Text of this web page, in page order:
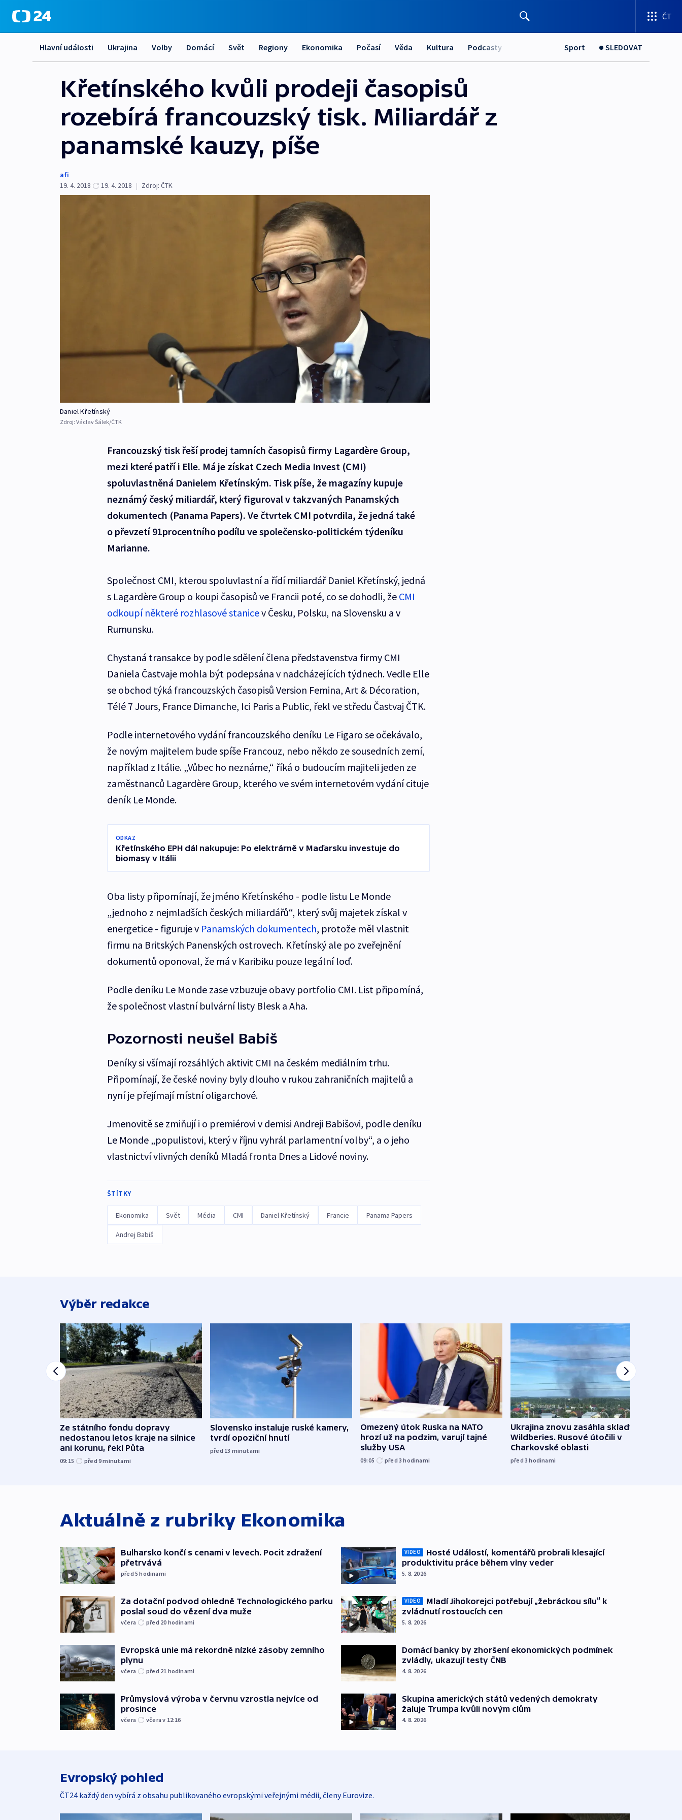
ČT
Hlavní události Ukrajina Volby Domácí Svět Regiony Ekonomika Počasí Věda Kultura Podcasty Sport SLEDOVAT
Křetínského kvůli prodeji časopisů
rozebírá francouzský tisk. Miliardář z
panamské kauzy, píše
afi
19. 4. 2018
19. 4. 2018 | Zdroj: ČTK
Daniel Křetínský
Zdroj: Václav Šálek/ČTK
Francouzský tisk řeší prodej tamních časopisů firmy Lagardère Group,
mezi které patří i Elle. Má je získat Czech Media Invest (CMI)
spoluvlastněná Danielem Křetínským. Tisk píše, že magazíny kupuje
neznámý český miliardář, který figuroval v takzvaných Panamských
dokumentech (Panama Papers). Ve čtvrtek CMI potvrdila, že jedná také
o převzetí 91procentního podílu ve společensko-politickém týdeníku
Marianne.
Společnost CMI, kterou spoluvlastní a řídí miliardář Daniel Křetínský, jedná
s Lagardère Group o koupi časopisů ve Francii poté, co se dohodli, že CMI
odkoupí některé rozhlasové stanicev Česku, Polsku, na Slovensku a v
Rumunsku.
Chystaná transakce by podle sdělení člena představenstva firmy CMI
Daniela Častvaje mohla být podepsána v nadcházejících týdnech. Vedle Elle
se obchod týká francouzských časopisů Version Femina, Art & Décoration,
Télé 7 Jours, France Dimanche, Ici Paris a Public, řekl ve středu Častvaj ČTK.
Podle internetového vydání francouzského deníku Le Figaro se očekávalo,
že novým majitelem bude spíše Francouz, nebo někdo ze sousedních zemí,
například z Itálie. „Vůbec ho neznáme,“ říká o budoucím majiteli jeden ze
zaměstnanců Lagardère Group, kterého ve svém internetovém vydání cituje
deník Le Monde.
ODKAZ
Křetínského EPH dál nakupuje: Po elektrárně v Maďarsku investuje do
biomasy v Itálii
Oba listy připomínají, že jméno Křetínského - podle listu Le Monde
„jednoho z nejmladších českých miliardářů“, který svůj majetek získal v
energetice - figuruje v Panamských dokumentech, protože měl vlastnit
firmu na Britských Panenských ostrovech. Křetínský ale po zveřejnění
dokumentů oponoval, že má v Karibiku pouze legální loď.
Podle deníku Le Monde zase vzbuzuje obavy portfolio CMI. List připomíná,
že společnost vlastní bulvární listy Blesk a Aha.
Pozornosti neušel Babiš
Deníky si všímají rozsáhlých aktivit CMI na českém mediálním trhu.
Připomínají, že české noviny byly dlouho v rukou zahraničních majitelů a
nyní je přejímají místní oligarchové.
Jmenovitě se zmiňují i o premiérovi v demisi Andreji Babišovi, podle deníku
Le Monde „populistovi, který v říjnu vyhrál parlamentní volby“, a o jeho
vlastnictví vlivných deníků Mladá fronta Dnes a Lidové noviny.
ŠTÍTKY
Ekonomika Svět Média CMI Daniel Křetínský Francie Panama Papers
Andrej Babiš
Výběr redakce
Ze státního fondu dopravy
nedostanou letos kraje na silnice
ani korunu, řekl Půta
09:15 před 9minutami
Slovensko instaluje ruské kamery,
tvrdí opoziční hnutí
před 13 minutami
Omezený útok Ruska na NATO
hrozí už na podzim, varují tajné
služby USA
09:05 před 3hodinami
Ukrajina znovu zasáhla sklady
Wildberies. Rusové útočili v
Charkovské oblasti
před 3hodinami
Aktuálně z rubriky Ekonomika
Bulharsko končí s cenami v levech. Pocit zdražení
přetrvává
před 5hodinami
Za dotační podvod ohledně Technologického parku
poslal soud do vězení dva muže
včera před 20 hodinami
Evropská unie má rekordně nízké zásoby zemního
plynu
včera před 21 hodinami
Průmyslová výroba v červnu vzrostla nejvíce od
prosince
včera včera v 12:16
VIDEO
Hosté Událostí, komentářů probrali klesající
produktivitu práce během vlny veder
5. 8. 2026
VIDEO
Mladí Jihokorejci potřebují „žebráckou sílu“ k
zvládnutí rostoucích cen
5. 8. 2026
Domácí banky by zhoršení ekonomických podmínek
zvládly, ukazují testy ČNB
4. 8. 2026
Skupina amerických států vedených demokraty
žaluje Trumpa kvůli novým clům
4. 8. 2026
Evropský pohled
ČT24 každý den vybírá z obsahu publikovaného evropskými veřejnými médii, členy Eurovize.